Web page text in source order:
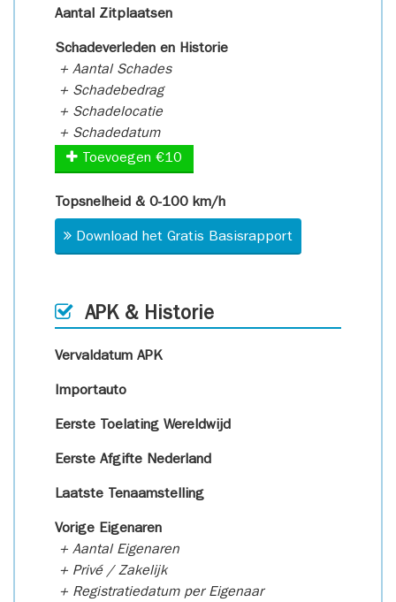
Aantal Zitplaatsen
Schadeverleden en Historie
+ Aantal Schades
+ Schadebedrag
+ Schadelocatie
+ Schadedatum
Toevoegen €10
Topsnelheid & 0-100 km/h
Download het Gratis Basisrapport
APK & Historie
Vervaldatum APK
Importauto
Eerste Toelating Wereldwijd
Eerste Afgifte Nederland
Laatste Tenaamstelling
Vorige Eigenaren
+ Aantal Eigenaren
+ Privé / Zakelijk
+ Registratiedatum per Eigenaar